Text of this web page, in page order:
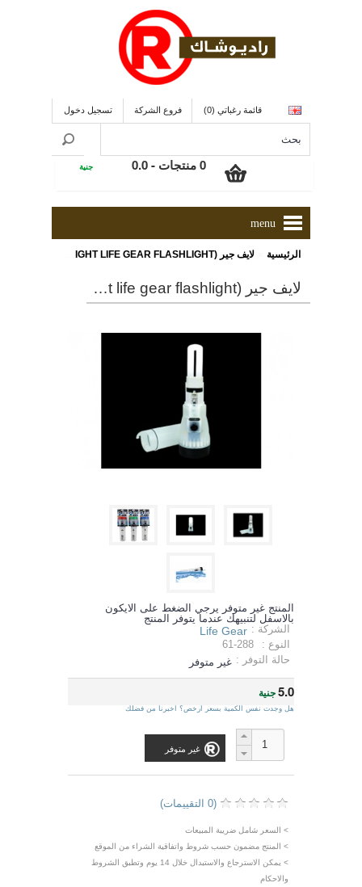
قائمة رغباتي (0) فروع الشركة تسجيل دخول
0 منتجات - 0.0 جنية
menu
الرئيسية لايف جير (Life+Gear CFLFLASHLIGHT LIFE GEAR FLASHLIGHT) كشاف
لايف جير (life+gear cflflashlight life gear flashlight) كشاف
المنتج غير متوفر يرجي الضغط على الايكون
بالاسفل لتنبيهك عندما يتوفر المنتج
الشركة : Life Gear
النوع :
61-288
حالة التوفر : غير متوفر
5.0جنية
هل وجدت نفس الكمية بسعر ارخص؟ اخبرنا من فضلك
غير متوفر
(0 التقييمات)
> السعر شامل ضريبة المبيعات
> المنتج مضمون حسب شروط واتفاقية الشراء من الموقع
> يمكن الاسترجاع والاستبدال خلال 14 يوم وتطبق الشروط
والاحكام